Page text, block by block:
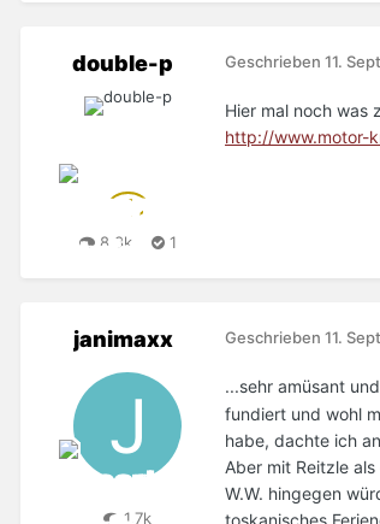
double-p
8,8k 1
Geschrieben 11.
Hier mal noch was
http://www.motor-
janimaxx
1,7k
Geschrieben 11.
...sehr amüsant
fundiert und wohl
habe, dachte ich
Aber mit Reitzle
W.W. hingegen